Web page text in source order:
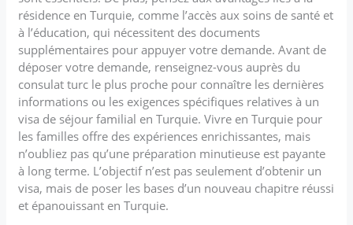
résidence en Turquie, comme l’accès aux soins de santé et
à l’éducation, qui nécessitent des documents
supplémentaires pour appuyer votre demande. Avant de
déposer votre demande, renseignez-vous auprès du
consulat turc le plus proche pour connaître les dernières
informations ou les exigences spécifiques relatives à un
visa de séjour familial en Turquie. Vivre en Turquie pour
les familles offre des expériences enrichissantes, mais
n’oubliez pas qu’une préparation minutieuse est payante
à long terme. L’objectif n’est pas seulement d’obtenir un
visa, mais de poser les bases d’un nouveau chapitre réussi
et épanouissant en Turquie.